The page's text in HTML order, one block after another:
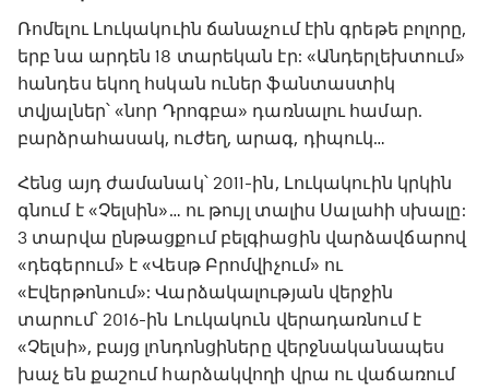
Ռոմելու Լուկակուին ճանաչում էին գրեթե բոլորը,
երբ նա արդեն 18 տարեկան էր: «Անդերլեխտում»
հանդես եկող հսկան ուներ ֆանտաստիկ
տվյալներ՝ «նոր Դրոգբա» դառնալու համար.
բարձրահասակ, ուժեղ, արագ, դիպուկ…
Հենց այդ ժամանակ՝ 2011-ին, Լուկակուին կրկին
գնում է «Չելսին»… ու թույլ տալիս Սալահի սխալը:
3 տարվա ընթացքում բելգիացին վարձավճարով
«դեգերում» է «Վեսթ Բրոմվիչում» ու
«Էվերթոնում»: Վարձակալության վերջին
տարում՝ 2016-ին Լուկակուն վերադառնում է
«Չելսի», բայց լոնդոնցիները վերջնականապես
խաչ են քաշում հարձակվողի վրա ու վաճառում